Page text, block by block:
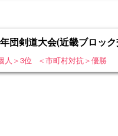
団剣道大会(近畿ブロッ
人＞3位 ＜市町村対抗＞優勝